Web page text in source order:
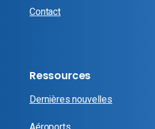
Contact
Ressources
Dernières nouvelles